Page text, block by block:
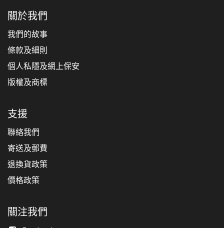
關於我們
我們的故事
條款及細則
個人私隱及網上保安
版權及商標
支援
聯絡我們
寄送及郵費
退換貨政策
價格政策
關注我們